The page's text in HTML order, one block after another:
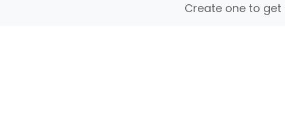
Create one to